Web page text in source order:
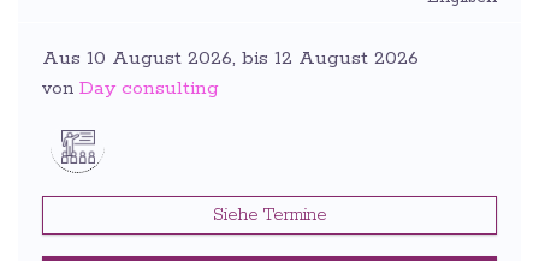
Aus 10 August 2026, bis 12 August 2026
von Day consulting
Siehe Termine